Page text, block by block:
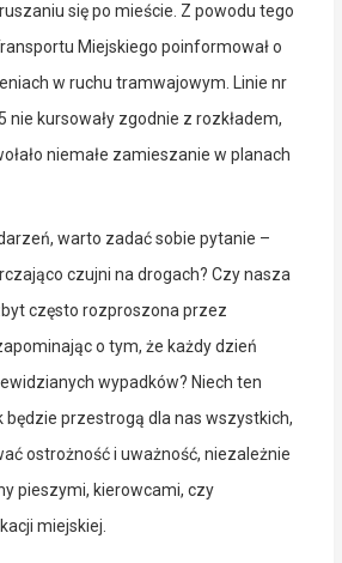
się po mieście. Z powodu tego
Miejskiego poinformował o
w ruchu tramwajowym. Linie nr
nie kursowały zgodnie z rozkładem,
niemałe zamieszanie w planach
warto zadać sobie pytanie –
czujni na drogach? Czy nasza
często rozproszona przez
o tym, że każdy dzień
wypadków? Niech ten
będzie przestrogą dla nas wszystkich,
ostrożność i uważność, niezależnie
pieszymi, kierowcami, czy
miejskiej.